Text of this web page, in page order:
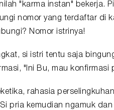
"karma instan" bekerja.
nomor yang terdaftar di
Nomor istrinya!
si istri tentu saja
"Ini Bu, mau
rahasia
pria kemudian ngamuk